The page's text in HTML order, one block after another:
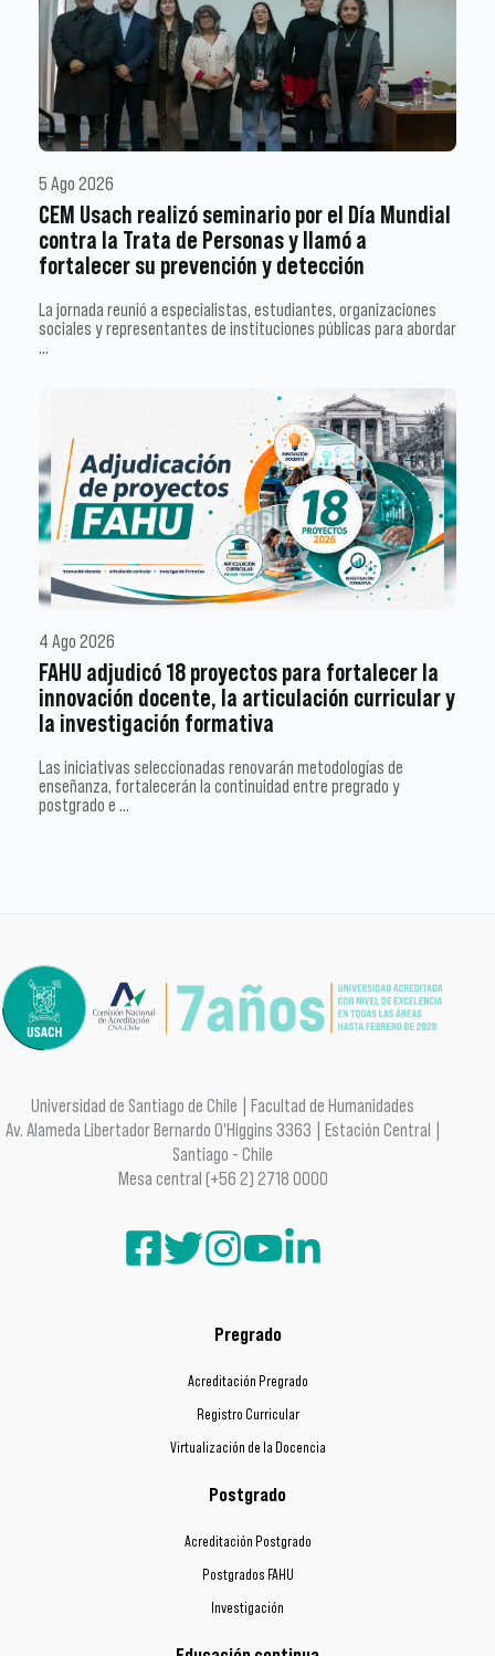
5 Ago 2026
CEM Usach realizó seminario por el Día Mundial
contra la Trata de Personas y llamó a
fortalecer su prevención y detección
La jornada reunió a especialistas, estudiantes, organizaciones
sociales y representantes de instituciones públicas para abordar
…
4 Ago 2026
FAHU adjudicó 18 proyectos para fortalecer la
innovación docente, la articulación curricular y
la investigación formativa
Las iniciativas seleccionadas renovarán metodologías de
enseñanza, fortalecerán la continuidad entre pregrado y
postgrado e …
Universidad de Santiago de Chile | Facultad de Humanidades
Av. Alameda Libertador Bernardo O'Higgins 3363 | Estación Central |
Santiago - Chile
Mesa central (+56 2) 2718 0000
Pregrado
Acreditación Pregrado
Registro Curricular
Virtualización de la Docencia
Postgrado
Acreditación Postgrado
Postgrados FAHU
Investigación